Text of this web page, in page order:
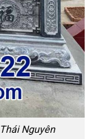
Nguyên